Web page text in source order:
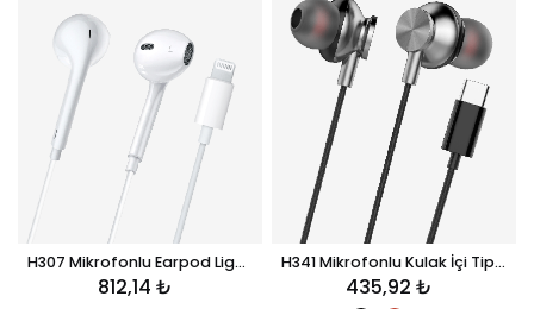
H307 Mikrofonlu Earpod Lightning Kablolu Kulaklık
812,14 ₺
H341 Mikrofonlu Kulak İçi Tip-C Kablolu Kulaklık
435,92 ₺